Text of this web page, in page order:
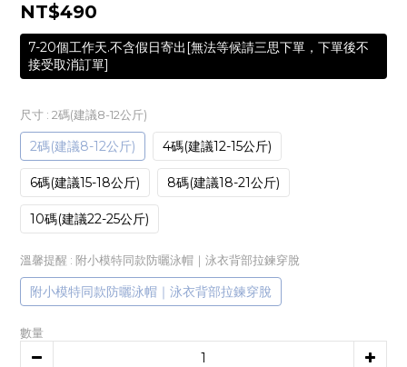
NT$490
7-20個工作天.不含假日寄出[無法等候請三思下單，下單後不
接受取消訂單]
尺寸 : 2碼(建議8-12公斤)
2碼(建議8-12公斤) 4碼(建議12-15公斤)
6碼(建議15-18公斤) 8碼(建議18-21公斤)
10碼(建議22-25公斤)
溫馨提醒 : 附小模特同款防曬泳帽｜泳衣背部拉鍊穿脫
附小模特同款防曬泳帽｜泳衣背部拉鍊穿脫
數量